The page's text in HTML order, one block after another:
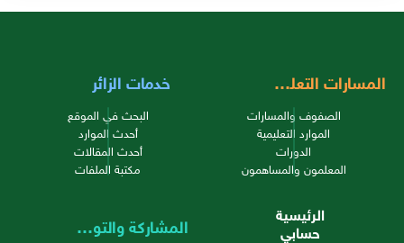
المسارات التعليمية
الصفوف والمسارات
الموارد التعليمية
الدورات
المعلمون والمساهمون
خدمات الزائر
البحث في الموقع
أحدث الموارد
أحدث المقالات
مكتبة الملفات
الرئيسية
حسابي المشاركة والتواصل